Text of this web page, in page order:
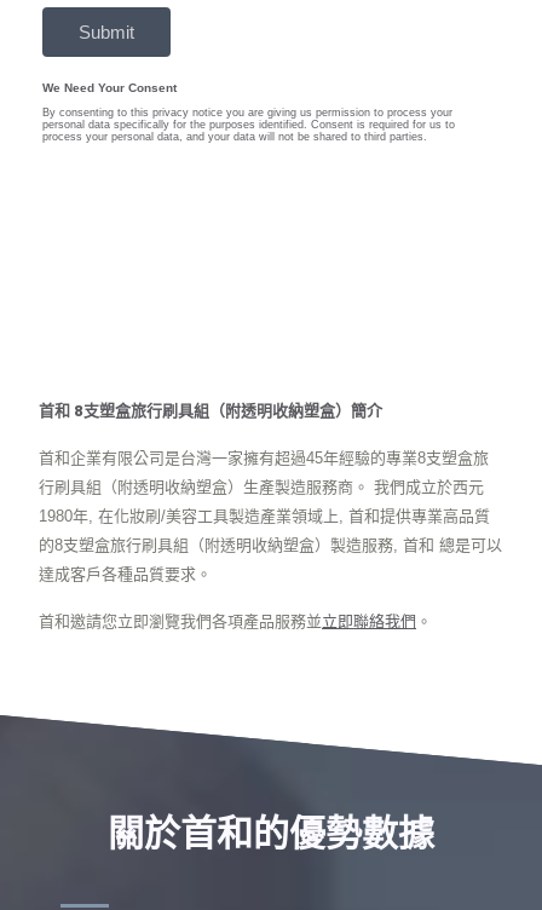
首和 8支塑盒旅行刷具組（附透明收納塑盒）簡介
首和企業有限公司是台灣一家擁有超過45年經驗的專業8支塑盒旅
行刷具組（附透明收納塑盒）生產製造服務商。 我們成立於西元
1980年, 在化妝刷/美容工具製造產業領域上, 首和提供專業高品質
的8支塑盒旅行刷具組（附透明收納塑盒）製造服務, 首和 總是可以
達成客戶各種品質要求。
首和邀請您立即瀏覽我們各項產品服務並立即聯絡我們 。
關於首和的優勢數據